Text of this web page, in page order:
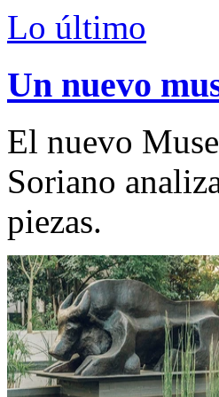
Lo último
Un nuevo
El nuevo
Soriano
piezas.